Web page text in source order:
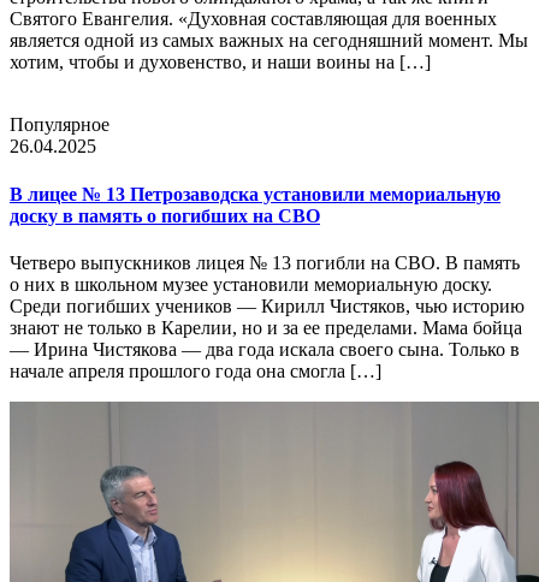
Святого Евангелия. «Духовная составляющая для военных
является одной из самых важных на сегодняшний момент. Мы
хотим, чтобы и духовенство, и наши воины на […]
Популярное
26.04.2025
В лицее № 13 Петрозаводска установили мемориальную
доску в память о погибших на СВО
Четверо выпускников лицея № 13 погибли на СВО. В память
о них в школьном музее установили мемориальную доску.
Среди погибших учеников — Кирилл Чистяков, чью историю
знают не только в Карелии, но и за ее пределами. Мама бойца
— Ирина Чистякова — два года искала своего сына. Только в
начале апреля прошлого года она смогла […]